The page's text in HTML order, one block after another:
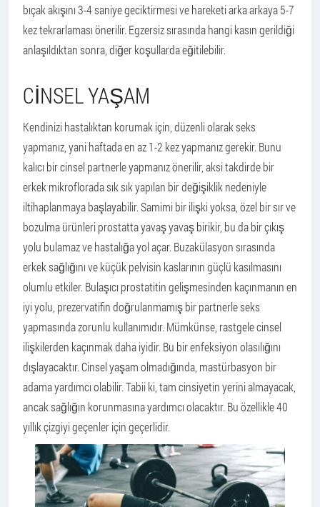
bıçak akışını 3-4 saniye geciktirmesi ve hareketi arka arkaya 5-7
kez tekrarlaması önerilir. Egzersiz sırasında hangi kasın gerildiği
anlaşıldıktan sonra, diğer koşullarda eğitilebilir.
CINSEL YAŞAM
Kendinizi hastalıktan korumak için, düzenli olarak seks
yapmanız, yani haftada en az 1-2 kez yapmanız gerekir. Bunu
kalıcı bir cinsel partnerle yapmanız önerilir, aksi takdirde bir
erkek mikroflorada sık sık yapılan bir değişiklik nedeniyle
iltihaplanmaya başlayabilir. Samimi bir ilişki yoksa, özel bir sır ve
bozulma ürünleri prostatta yavaş yavaş birikir, bu da bir çıkış
yolu bulamaz ve hastalığa yol açar. Buzakülasyon sırasında
erkek sağlığını ve küçük pelvisin kaslarının güçlü kasılmasını
olumlu etkiler. Bulaşıcı prostatitin gelişmesinden kaçınmanın en
iyi yolu, prezervatifin doğrulanmamış bir partnerle seks
yapmasında zorunlu kullanımıdır. Mümkünse, rastgele cinsel
ilişkilerden kaçınmak daha iyidir. Bu bir enfeksiyon olasılığını
dışlayacaktır. Cinsel yaşam olmadığında, mastürbasyon bir
adama yardımcı olabilir. Tabii ki, tam cinsiyetin yerini almayacak,
ancak sağlığın korunmasına yardımcı olacaktır. Bu özellikle 40
yıllık çizgiyi geçenler için geçerlidir.